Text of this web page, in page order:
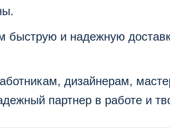
быструю и надежную
дизайнерам,
партнер в работе и